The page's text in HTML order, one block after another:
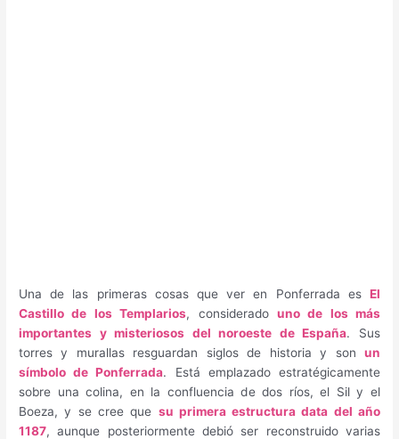
Una de las primeras cosas que ver en Ponferrada es El
Castillo de los Templarios, considerado uno de los más
importantes y misteriosos del noroeste de España. Sus
torres y murallas resguardan siglos de historia y son un
símbolo de Ponferrada. Está emplazado estratégicamente
sobre una colina, en la confluencia de dos ríos, el Sil y el
Boeza, y se cree que su primera estructura data del año
1187, aunque posteriormente debió ser reconstruido varias